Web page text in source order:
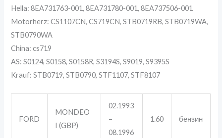
Hella: 8EA731763-001, 8EA731780-001, 8EA737506-001
Motorherz: CS1107CN, CS719CN, STB0719RB, STB0719WA,
STB0790WA
China: cs719
AS: S0124, S0158, S0158R, S3194S, S9019, S9395S
Krauf: STB0719, STB0790, STF1107, STF8107
FORD
MONDEO
I (GBP)
02.1993
–
08.1996
1.60 бензин